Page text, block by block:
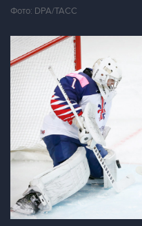
Фото: DPA/ТАСС